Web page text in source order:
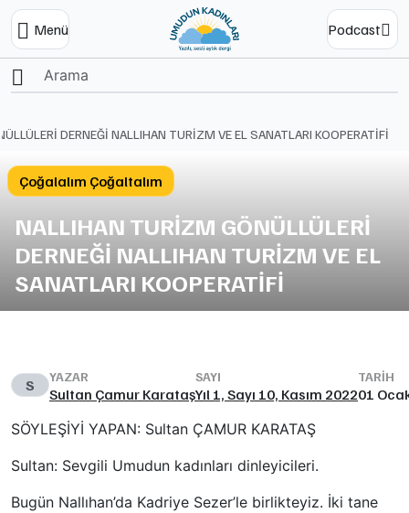
Menü Podcast
Ana SayfaDERNEĞİ NALLIHAN TURİZM VE EL SANATLARI KOOPERATİFİ
Çoğalalım Çoğaltalım
NALLIHAN TURİZM GÖNÜLLÜLERİ
DERNEĞİ NALLIHAN TURİZM VE EL
SANATLARI KOOPERATİFİ
S YAZAR
Sultan Çamur Karataş
SAYI
Yıl 1, Sayı 10, Kasım 2022
TARIH
01
SÖYLEŞİYİ YAPAN: Sultan ÇAMUR KARATAŞ
Sultan: Sevgili Umudun kadınları dinleyicileri.
Bugün Nallıhan’da Kadriye Sezer’le birlikteyiz. İki tane